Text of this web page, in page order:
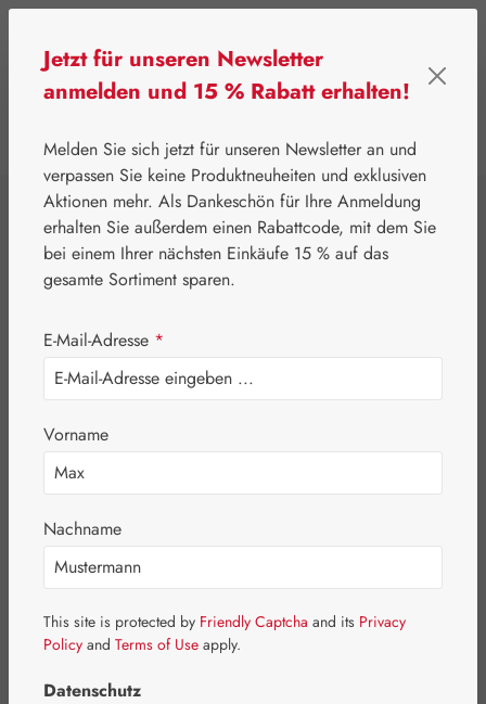
⌂ Gall Pharma Aminosäuren
L-Asparaginsäure
500 mg GPH
Kapseln
Bildergalerie überspringen
Jetzt für unseren Newsletter
anmelden und 15 % Rabatt erhalten!
Melden Sie sich jetzt für unseren Newsletter an und
verpassen Sie keine Produktneuheiten und exklusiven
Aktionen mehr. Als Dankeschön für Ihre Anmeldung
erhalten Sie außerdem einen Rabattcode, mit dem Sie
bei einem Ihrer nächsten Einkäufe 15 % auf das
gesamte Sortiment sparen.
E-Mail-Adresse *
Vorname
Nachname
This site is protected by Friendly Captcha and its Privacy
Policy and Terms of Use apply.
Datenschutz